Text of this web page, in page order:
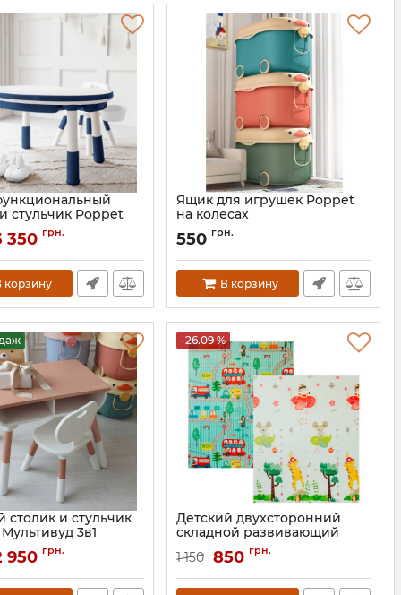
стульчик Poppet
011I
350 грн.
корзину
Ящик для игрушек Poppet
на колесах
Артикул:PP-001B-S
550 грн.
В корзину
столик и стульчик
3в1
010CP
950 грн.
-26.09 %
Детский двухсторонний
складной развивающий
термоковрик Poppet
Артикул:PP005-150
1 150 850 грн.